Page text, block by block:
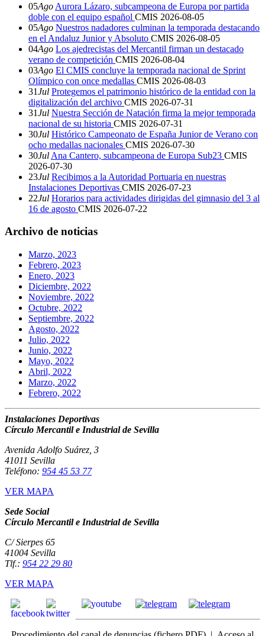
05Ago Aurora Lázaro, subcampeona de Europa por partida
doble con el equipo español CMIS 2026-08-05
05Ago Nuestros nadadores culminan la temporada destacando
en el Andaluz Junior y Absoluto CMIS 2026-08-05
04Ago Los ajedrecistas del Mercantil firman un destacado
verano de competición CMIS 2026-08-04
03Ago El CMIS concluye la temporada nacional de Sprint
Olímpico con once medallas CMIS 2026-08-03
31Jul Protegemos el patrimonio histórico de la entidad con la
digitalización del archivo CMIS 2026-07-31
31Jul Nuestra Sección de Natación firma la mejor temporada
nacional de su historia CMIS 2026-07-31
30Jul Histórico Campeonato de España Junior de Verano con
ocho medallas nacionales CMIS 2026-07-30
30Jul Ana Cantero, subcampeona de Europa Sub23 CMIS
2026-07-30
23Jul Recibimos a la Autoridad Portuaria en nuestras
Instalaciones Deportivas CMIS 2026-07-23
22Jul Horarios para actividades dirigidas del gimnasio del 3 al
16 de agosto CMIS 2026-07-22
Archivo de noticias
Marzo, 2023
Febrero, 2023
Enero, 2023
Diciembre, 2022
Noviembre, 2022
Octubre, 2022
Septiembre, 2022
Agosto, 2022
Julio, 2022
Junio, 2022
Mayo, 2022
Abril, 2022
Marzo, 2022
Febrero, 2022
Instalaciones Deportivas
Círculo Mercantil e Industrial de Sevilla
Avenida Adolfo Suárez, 3
41011 Sevilla
Teléfono: 954 45 53 77
VER MAPA
Sede Social
Círculo Mercantil e Industrial de Sevilla
C/ Sierpes 65
41004 Sevilla
Tlf.: 954 22 29 80
VER MAPA